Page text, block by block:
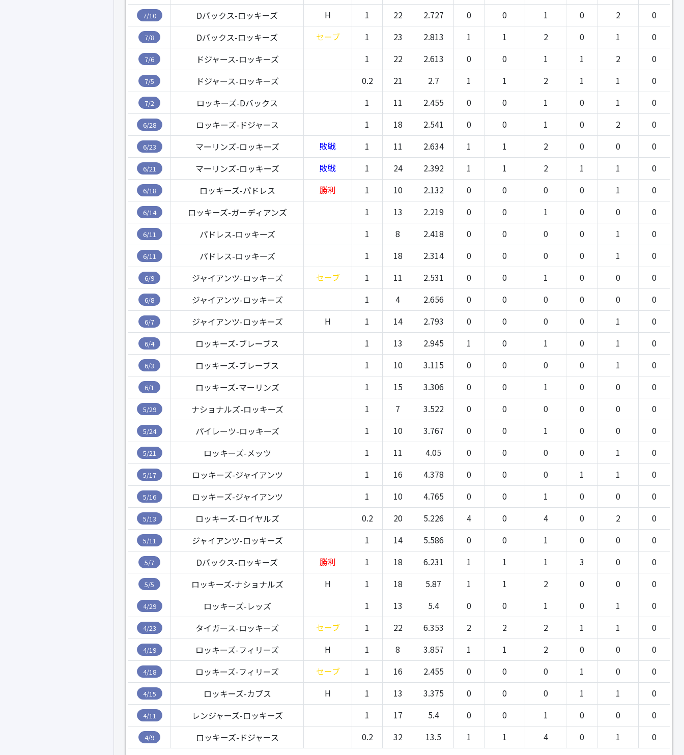
7/10 Dバックス-ロッキーズ H 1 22 2.727 0 0 1 0 2 0
7/8 Dバックス-ロッキーズ セーブ 1 23 2.813 1 1 2 0 1 0
7/6 ドジャース-ロッキーズ 1 22 2.613 0 0 1 1 2 0
7/5 ドジャース-ロッキーズ 0.2 21 2.7 1 1 2 1 1 0
7/2 ロッキーズ-Dバックス 1 11 2.455 0 0 1 0 1 0
6/28 ロッキーズ-ドジャース 1 18 2.541 0 0 1 0 2 0
6/23 マーリンズ-ロッキーズ 敗戦 1 11 2.634 1 1 2 0 0 0
6/21 マーリンズ-ロッキーズ 敗戦 1 24 2.392 1 1 2 1 1 0
6/18 ロッキーズ-パドレス 勝利 1 10 2.132 0 0 0 0 1 0
6/14 ロッキーズ-ガーディアンズ 1 13 2.219 0 0 1 0 0 0
6/11 パドレス-ロッキーズ 1 8 2.418 0 0 0 0 1 0
6/11 パドレス-ロッキーズ 1 18 2.314 0 0 0 0 1 0
6/9 ジャイアンツ-ロッキーズ セーブ 1 11 2.531 0 0 1 0 0 0
6/8 ジャイアンツ-ロッキーズ 1 4 2.656 0 0 0 0 0 0
6/7 ジャイアンツ-ロッキーズ H 1 14 2.793 0 0 0 0 1 0
6/4 ロッキーズ-ブレーブス 1 13 2.945 1 0 1 0 1 0
6/3 ロッキーズ-ブレーブス 1 10 3.115 0 0 0 0 1 0
6/1 ロッキーズ-マーリンズ 1 15 3.306 0 0 1 0 0 0
5/29 ナショナルズ-ロッキーズ 1 7 3.522 0 0 0 0 0 0
5/24 パイレーツ-ロッキーズ 1 10 3.767 0 0 1 0 0 0
5/21 ロッキーズ-メッツ 1 11 4.05 0 0 0 0 1 0
5/17 ロッキーズ-ジャイアンツ 1 16 4.378 0 0 0 1 1 0
5/16 ロッキーズ-ジャイアンツ 1 10 4.765 0 0 1 0 0 0
5/13 ロッキーズ-ロイヤルズ 0.2 20 5.226 4 0 4 0 2 0
5/11 ジャイアンツ-ロッキーズ 1 14 5.586 0 0 1 0 0 0
5/7 Dバックス-ロッキーズ 勝利 1 18 6.231 1 1 1 3 0 0
5/5 ロッキーズ-ナショナルズ H 1 18 5.87 1 1 2 0 0 0
4/29 ロッキーズ-レッズ 1 13 5.4 0 0 1 0 1 0
4/23 タイガース-ロッキーズ セーブ 1 22 6.353 2 2 2 1 1 0
4/19 ロッキーズ-フィリーズ H 1 8 3.857 1 1 2 0 0 0
4/18 ロッキーズ-フィリーズ セーブ 1 16 2.455 0 0 0 1 0 0
4/15 ロッキーズ-カブス H 1 13 3.375 0 0 0 1 1 0
4/11 レンジャーズ-ロッキーズ 1 17 5.4 0 0 1 0 0 0
4/9 ロッキーズ-ドジャース 0.2 32 13.5 1 1 4 0 1 0